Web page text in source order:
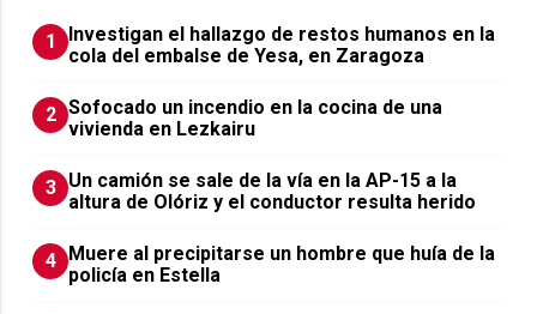
1
Investigan el hallazgo de restos humanos en la
cola del embalse de Yesa, en Zaragoza
2 Sofocado un incendio en la cocina de una
vivienda en Lezkairu
3 Un camión se sale de la vía en la AP-15 a la
altura de Olóriz y el conductor resulta herido
4
Muere al precipitarse un hombre que huía de la
policía en Estella